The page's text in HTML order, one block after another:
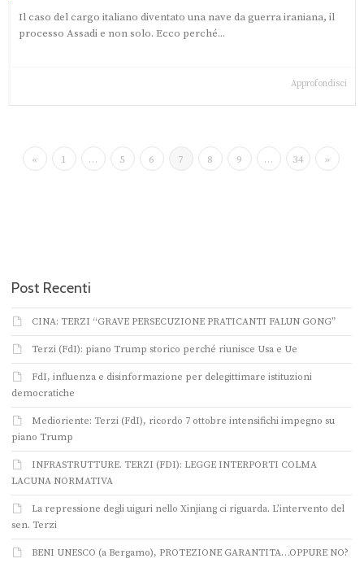
Il caso del cargo italiano diventato una nave da guerra iraniana, il
processo Assadi e non solo. Ecco perché...
Approfondisci
« 1 … 5 6 7 8 9 … 34 »
Post Recenti
CINA: TERZI “GRAVE PERSECUZIONE PRATICANTI FALUN GONG”
Terzi (FdI): piano Trump storico perché riunisce Usa e Ue
FdI, influenza e disinformazione per delegittimare istituzioni
democratiche
Medioriente: Terzi (FdI), ricordo 7 ottobre intensifichi impegno su
piano Trump
INFRASTRUTTURE. TERZI (FDI): LEGGE INTERPORTI COLMA
LACUNA NORMATIVA
La repressione degli uiguri nello Xinjiang ci riguarda. L’intervento del
sen. Terzi
BENI UNESCO (a Bergamo), PROTEZIONE GARANTITA…OPPURE NO?